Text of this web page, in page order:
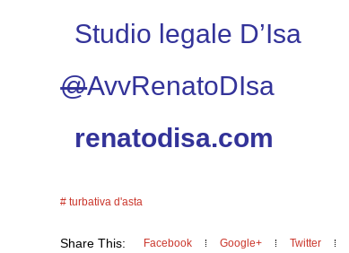
Studio legale D’Isa
@AvvRenatoDIsa
renatodisa.com
turbativa d'asta
Share This: Facebook Google+ Twitter